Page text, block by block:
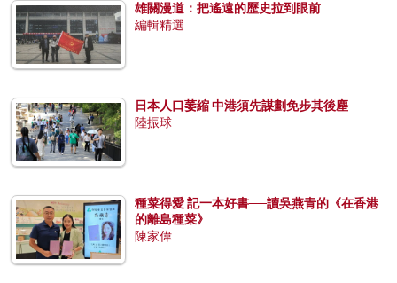
雄關漫道：把遙遠的歷史拉到眼前
編輯精選
日本人口萎縮 中港須先謀劃免步其後塵
陸振球
種菜得愛 記一本好書──讀吳燕青的《在香港
的離島種菜》
陳家偉